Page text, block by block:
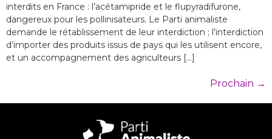
interdits en France : l’acétamipride et le flupyradifurone,
dangereux pour les pollinisateurs. Le Parti animaliste
demande le rétablissement de leur interdiction ; l’interdiction
d’importer des produits issus de pays qui les utilisent encore,
et un accompagnement des agriculteurs […]
Prochain →